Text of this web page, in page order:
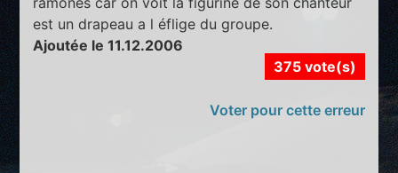
est un drapeau a l éflige du groupe.
Ajoutée le 11.12.2006
375 vote(s)
Voter pour cette erreur